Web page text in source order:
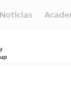
Noticias